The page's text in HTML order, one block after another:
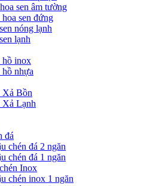
sen âm tường
sen đứng
nóng lạnh
lạnh
inox
nhựa
Bồn
Lạnh
đá
chén đá 2 ngăn
chén đá 1 ngăn
Inox
chén inox 1 ngăn